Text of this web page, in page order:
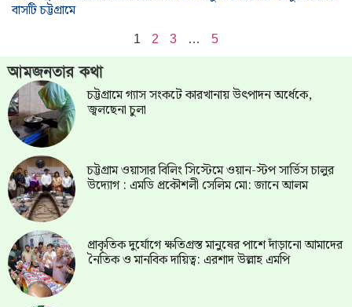
বাসটি চট্টগ্রামে
1 2 3 … 5
আমজনতার কথা
চট্টগ্রামে গ্যাস সংকটে কারখানায় উৎপাদন অর্ধেকে,
জ্বলছেনা চুলা
চট্টগ্রাম ওয়াসার বিলিং সিস্টেমে ওয়ান-স্টপ সার্ভিস চালুর
উদ্যোগ : এমডি প্রকৌশলী সেলিম মো: জানে আলম
প্রাকৃতিক দুর্যোগে ক্ষতিগ্রস্ত মানুষের পাশে দাঁড়ানো আমাদের
নৈতিক ও মানবিক দায়িত্ব: এরশাদ উল্লাহ এমপি